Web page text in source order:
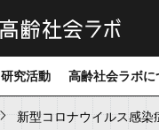
研究活動 高齢社会ラボに
新型コロナウイルス感